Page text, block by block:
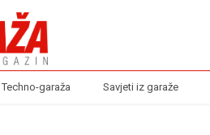
Techno-garaža Savjeti iz garaže